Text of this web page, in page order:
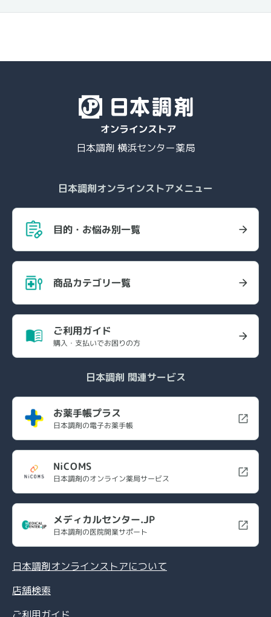
日本調剤 横浜センター薬局
日本調剤オンラインストアメニュー
目的・お悩み別一覧
商品カテゴリ一覧
ご利用ガイド
購入・支払いでお困りの方
日本調剤 関連サービス
お薬手帳プラス
日本調剤の電子お薬手帳
NiCOMS
日本調剤のオンライン薬局サービス
メディカルセンター.JP
日本調剤の医院開業サポート
日本調剤オンラインストアについて
店舗検索